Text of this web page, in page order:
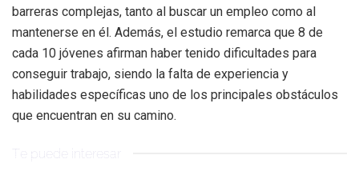
barreras complejas, tanto al buscar un empleo como al
mantenerse en él. Además, el estudio remarca que 8 de
cada 10 jóvenes afirman haber tenido dificultades para
conseguir trabajo, siendo la falta de experiencia y
habilidades específicas uno de los principales obstáculos
que encuentran en su camino.
Te puede interesar